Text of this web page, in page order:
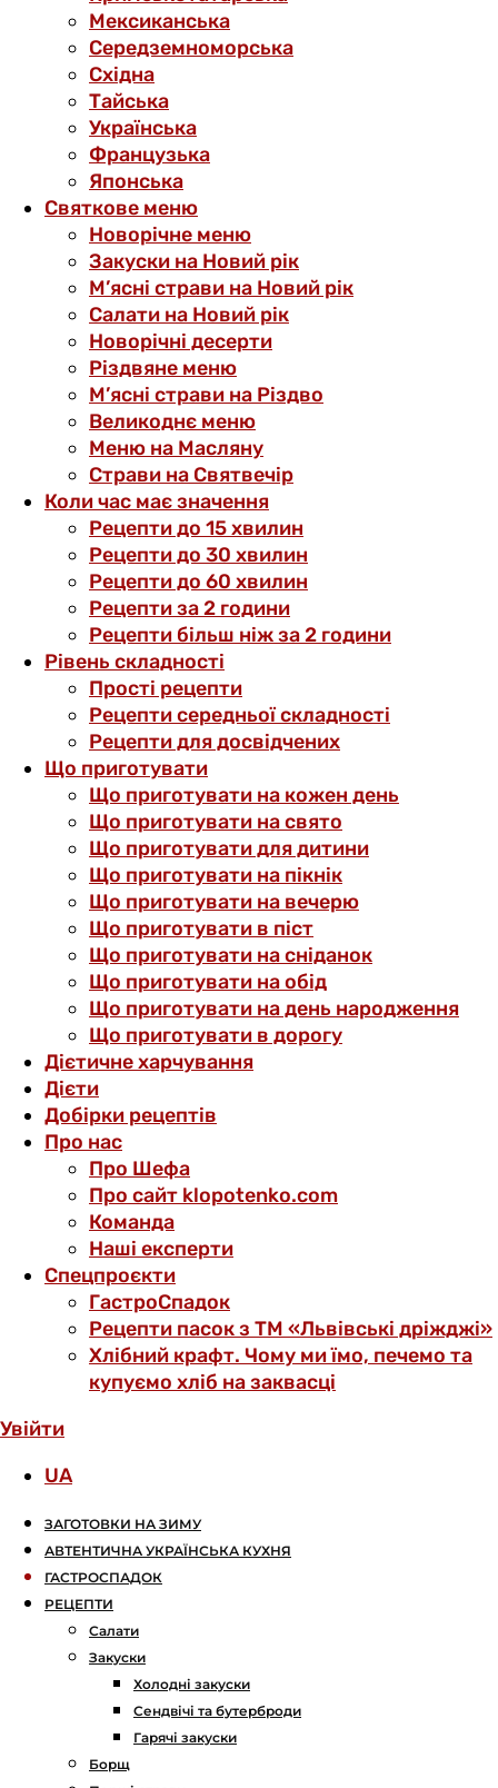
Мексиканська
Середземноморська
Східна
Тайська
Українська
Французька
Японська
Святкове меню
Новорічне меню
Закуски на Новий рік
М’ясні страви на Новий рік
Салати на Новий рік
Новорічні десерти
Різдвяне меню
М’ясні страви на Різдво
Великоднє меню
Меню на Масляну
Страви на Святвечір
Коли час має значення
Рецепти до 15 хвилин
Рецепти до 30 хвилин
Рецепти до 60 хвилин
Рецепти за 2 години
Рецепти більш ніж за 2 години
Рівень складності
Прості рецепти
Рецепти середньої складності
Рецепти для досвідчених
Що приготувати
Що приготувати на кожен день
Що приготувати на свято
Що приготувати для дитини
Що приготувати на пікнік
Що приготувати на вечерю
Що приготувати в піст
Що приготувати на сніданок
Що приготувати на обід
Що приготувати на день народження
Що приготувати в дорогу
Дієтичне харчування
Дієти
Добірки рецептів
Про нас
Про Шефа
Про сайт klopotenko.com
Команда
Наші експерти
Спецпроєкти
ГастроСпадок
Рецепти пасок з ТМ «Львівські дріжджі»
Хлібний крафт. Чому ми їмо, печемо та
купуємо хліб на заквасці
Увійти
UA
ЗАГОТОВКИ НА ЗИМУ
АВТЕНТИЧНА УКРАЇНСЬКА КУХНЯ
ГАСТРОСПАДОК
РЕЦЕПТИ
Салати
Закуски
Холодні закуски
Сендвічі та бутерброди
Гарячі закуски
Борщ